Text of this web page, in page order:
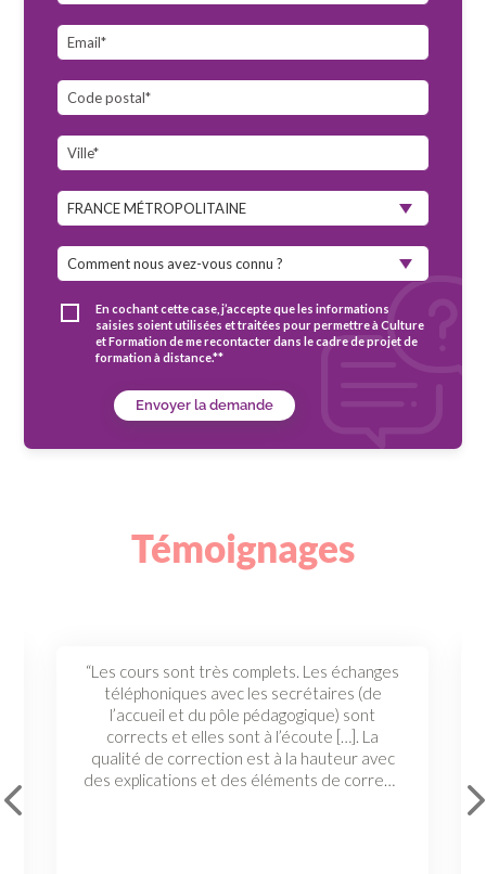
En cochant cette case, j’accepte que les informations
saisies soient utilisées et traitées pour permettre à Culture
et Formation de me recontacter dans le cadre de projet de
formation à distance.**
Envoyer la demande
Témoignages
“Les cours sont très complets. Les échanges
téléphoniques avec les secrétaires (de
l’accueil et du pôle pédagogique) sont
corrects et elles sont à l’écoute […]. La
qualité de correction est à la hauteur avec